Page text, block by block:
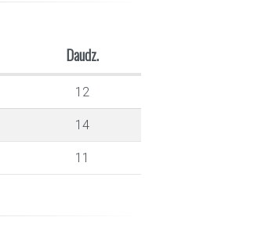
Daudz.
12
14
11